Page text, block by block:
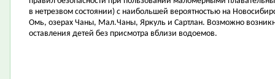
в нетрезвом состоянии) с наибольшей вероятностью на
Омь, озерах Чаны, Мал.Чаны, Яркуль и Сартлан. Возможно
оставления детей без присмотра вблизи водоемов.